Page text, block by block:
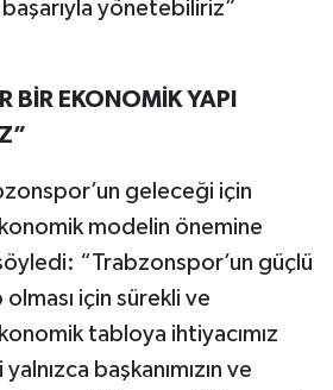
yönetebiliriz”
BİR EKONOMİK YAPI
geleceği için
modelin önemine
“Trabzonspor’un güçlü
için sürekli ve
tabloya ihtiyacımız
başkanımızın ve